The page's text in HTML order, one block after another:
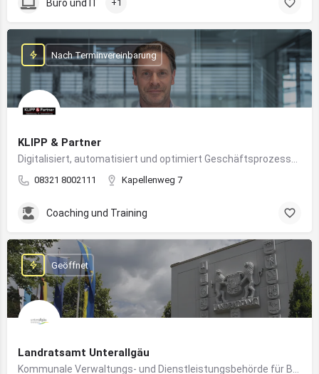
Büro und IT +1
KLIPP & Partner
08321 8002111 Kapellenweg 7
Nach Terminvereinbarung
Coaching und Training
Landratsamt Unterallgäu
Geöffnet